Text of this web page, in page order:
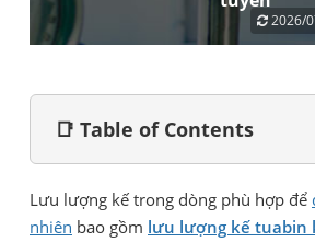
2026/
📑 Table of Contents
Lưu lượng kế trong dòng phù hợp để
nhiên bao gồm lưu lượng kế tuabin